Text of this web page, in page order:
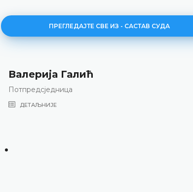
ПРЕГЛЕДАЈТЕ СВЕ ИЗ - САСТАВ СУДА
Валерија Галић
Потпредсједница
ДЕТАЉНИЈЕ